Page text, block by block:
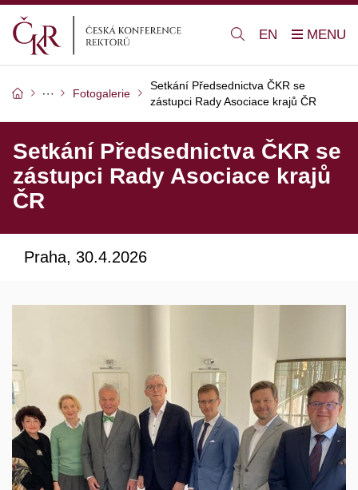
EN
Fotogalerie
Setkání Předsednictva ČKR se
zástupci Rady Asociace krajů ČR
Setkání Předsednictva ČKR se
zástupci Rady Asociace krajů
ČR
Praha, 30.4.2026